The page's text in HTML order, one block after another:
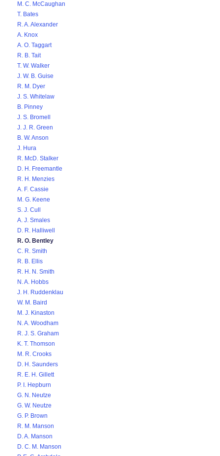
M. C. McCaughan
T. Bates
R. A. Alexander
A. Knox
A. O. Taggart
R. B. Tait
T. W. Walker
J. W. B. Guise
R. M. Dyer
J. S. Whitelaw
B. Pinney
J. S. Bromell
J. J. R. Green
B. W. Anson
J. Hura
R. McD. Stalker
D. H. Freemantle
R. H. Menzies
A. F. Cassie
M. G. Keene
S. J. Cull
A. J. Smales
D. R. Halliwell
R. O. Bentley
C. R. Smith
R. B. Ellis
R. H. N. Smith
N. A. Hobbs
J. H. Ruddenklau
W. M. Baird
M. J. Kinaston
N. A. Woodham
R. J. S. Graham
K. T. Thomson
M. R. Crooks
D. H. Saunders
R. E. H. Gillett
P. I. Hepburn
G. N. Neutze
G. W. Neutze
G. P. Brown
R. M. Manson
D. A. Manson
D. C. M. Manson